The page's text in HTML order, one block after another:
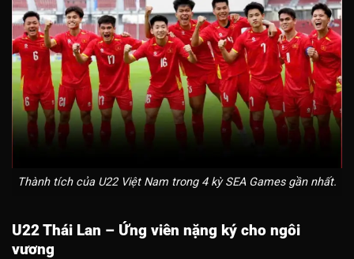
Thành tích của U22 Việt Nam trong 4 kỳ SEA Games gần nhất.
U22 Thái Lan – Ứng viên nặng ký cho ngôi
vương